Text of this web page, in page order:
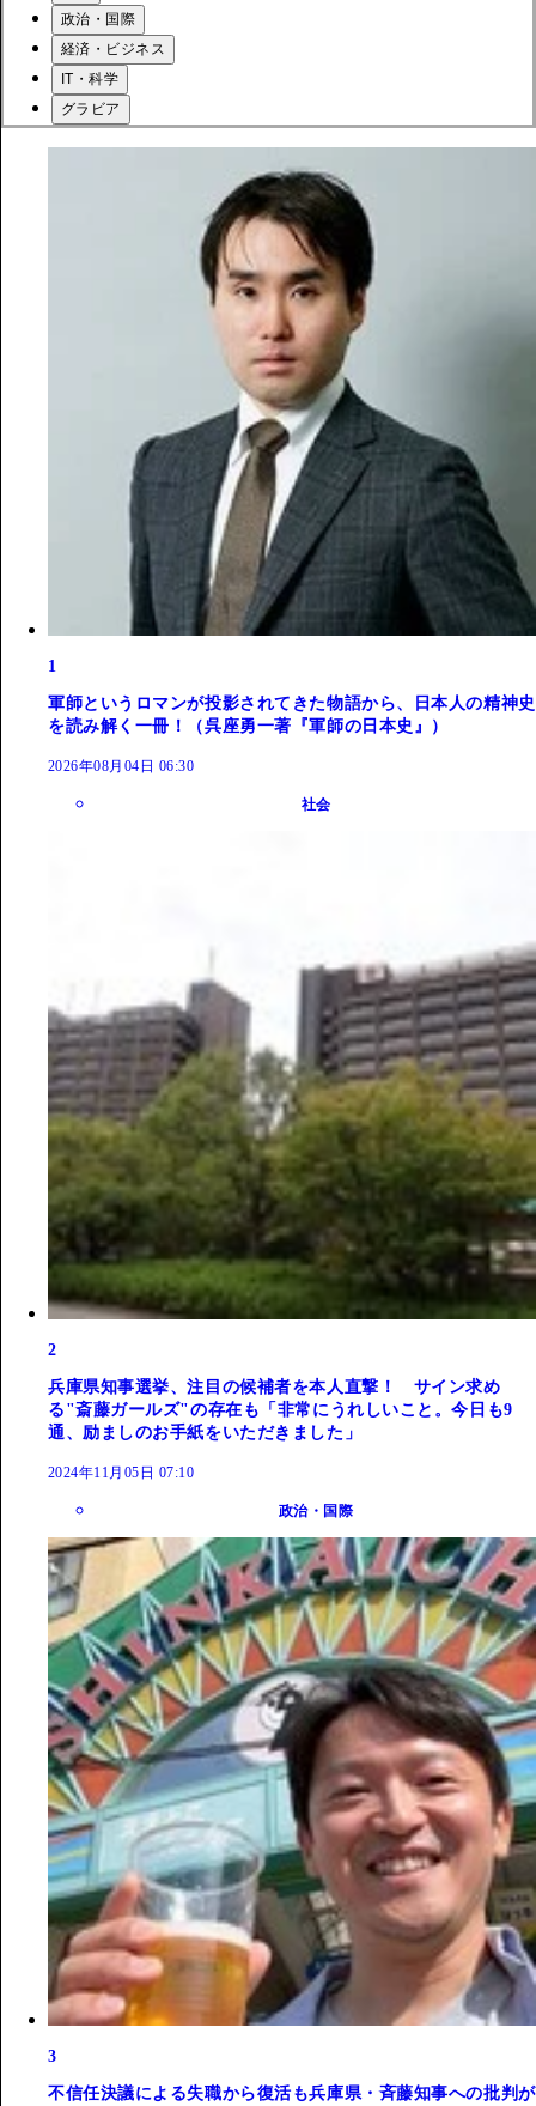
政治・国際
経済・ビジネス
IT・科学
グラビア
1
軍師というロマンが投影されてきた物語から、日本人の精神史
を読み解く一冊！（呉座勇一著『軍師の日本史』）
2026年08月04日 06:30
社会
2
兵庫県知事選挙、注目の候補者を本人直撃！ サイン求め
る"斎藤ガールズ"の存在も「非常にうれしいこと。今日も9
通、励ましのお手紙をいただきました」
2024年11月05日 07:10
政治・国際
3
不信任決議による失職から復活も兵庫県・斉藤知事への批判が